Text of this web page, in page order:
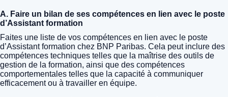
A. Faire un bilan de ses compétences en lien avec le poste
d’Assistant formation
Faites une liste de vos compétences en lien avec le poste
d’Assistant formation chez BNP Paribas. Cela peut inclure des
compétences techniques telles que la maîtrise des outils de
gestion de la formation, ainsi que des compétences
comportementales telles que la capacité à communiquer
efficacement ou à travailler en équipe.